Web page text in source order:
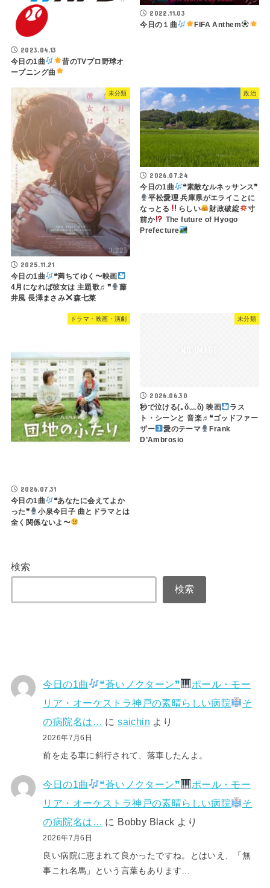
2023.04.13
今日の1曲
昔のTVプロ野球オ
ープニング曲
2022.11.03
今日の１曲 FIFA Anthem
未分類
2025.11.21
今日の1曲
❝満ちてゆく〜映画
4月になれば彼女は 主題歌♬❞
藤
井風 長澤まさみ
森七菜
政治
2026.07.24
今日の1曲
❝素敵なルネッサンス❞
平松愛理 兵庫県がエライことに
なっとる
らしい 財政破綻
寸
前か
The future of Hyogo
Prefecture
ドラマ・映画・演劇
2026.07.31
今日の1曲
❝あなたに会えてよか
った❞
小泉今日子 曲とドラマとは
全く関係ないよ〜
未分類
2026.06.30
秒で泣ける(⁠｡⁠ŏ⁠﹏⁠ŏ⁠) 映画
ラス
ト・シーンと 音楽♬❝ゴッドファー
ザー
愛のテーマ
Frank
D’Ambrosio
検索
検索
今日の1曲 ❝蒼いノクターン❞
ポール・モー
リア・オーケストラ神戸の素晴らしい病院
そ
の病院名は… にsaichin より
2026年7月6日
前を走る車に斜行されて、落車したんよ。
今日の1曲 ❝蒼いノクターン❞
ポール・モー
リア・オーケストラ神戸の素晴らしい病院
そ
の病院名は… に Bobby Black より
2026年7月6日
良い病院に恵まれて良かったですね。とはいえ、「無
事これ名馬」という言葉もあります…